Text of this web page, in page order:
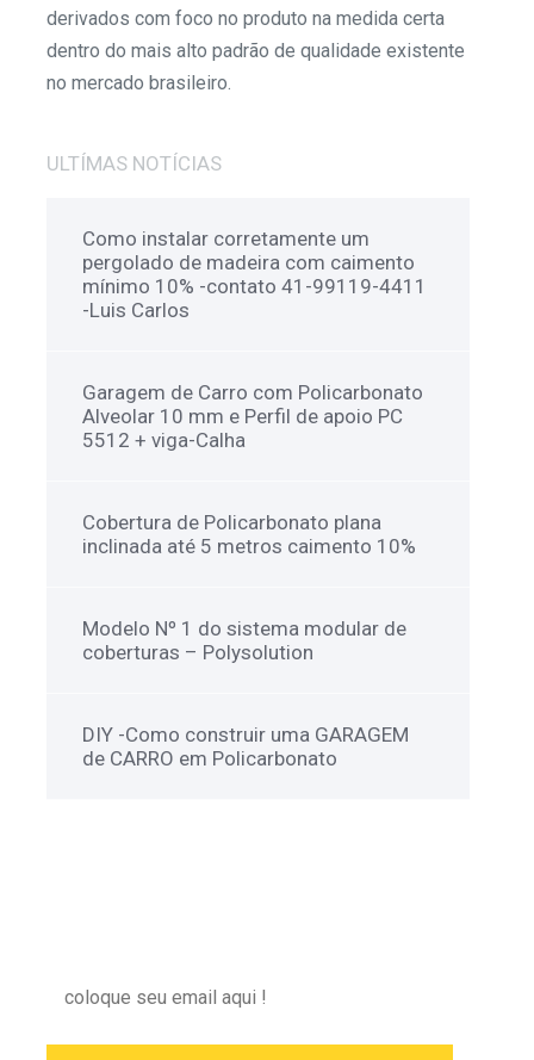
derivados com foco no produto na medida certa
dentro do mais alto padrão de qualidade existente
no mercado brasileiro.
ULTÍMAS NOTÍCIAS
Como instalar corretamente um
pergolado de madeira com caimento
mínimo 10% -contato 41-99119-4411
-Luis Carlos
Garagem de Carro com Policarbonato
Alveolar 10 mm e Perfil de apoio PC
5512 + viga-Calha
Cobertura de Policarbonato plana
inclinada até 5 metros caimento 10%
Modelo Nº 1 do sistema modular de
coberturas – Polysolution
DIY -Como construir uma GARAGEM
de CARRO em Policarbonato